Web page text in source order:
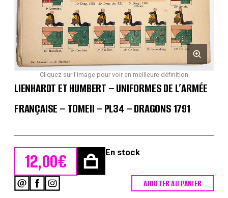
Cliquez sur l'image pour voir en meilleure définition
LIENHARDT ET HUMBERT – UNIFORMES DE L’ARMÉE
FRANÇAISE – TOMEII – PL34 – DRAGONS 1791
12,00€ En stock
AJOUTER AU PANIER